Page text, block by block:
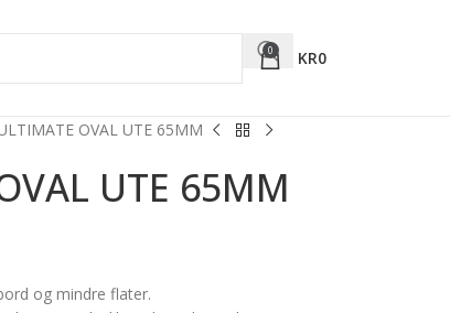
0 KR0
OVAL UTE 65MM
UTE 65MM
og mindre flater.